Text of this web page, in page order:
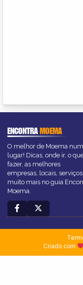
ENCONTRAMOEMA
O melhor de Moema
lugar! Dicas, onde ir, o
fazer, as melhores
empresas, locais,
muito mais no guia
Moema.
Criado com